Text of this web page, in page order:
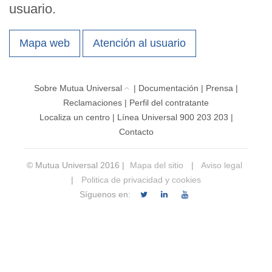
usuario.
Mapa web Atención al usuario
Sobre Mutua Universal | Documentación | Prensa |
Reclamaciones | Perfil del contratante
Localiza un centro| Línea Universal 900 203 203 |
Contacto
© Mutua Universal 2016 | Mapa del sitio |
Aviso legal
|
Politica de privacidad y cookies
Síguenos en: